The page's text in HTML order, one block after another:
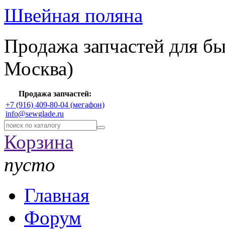
Швейная поляна
Продажа запчастей для
Москва)
Продажа запчастей:
+7 (916) 409-80-04 (мегафон)
info@sewglade.ru
Корзина
пусто
Главная
Форум